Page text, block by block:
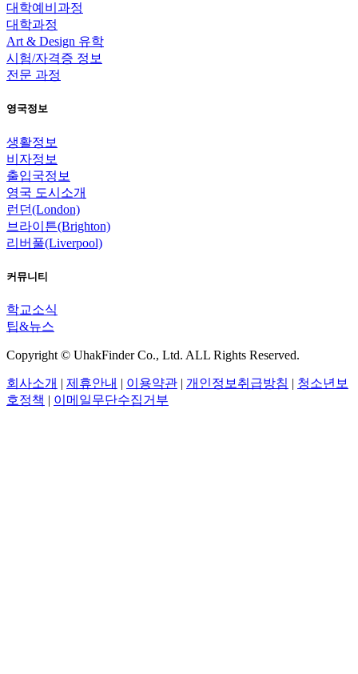
대학예비과정
대학과정
Art & Design 유학
시험/자격증 정보
전문 과정
영국정보
생활정보
비자정보
출입국정보
영국 도시소개
런던(London)
브라이튼(Brighton)
리버풀(Liverpool)
커뮤니티
학교소식
팁&뉴스
Copyright © UhakFinder Co., Ltd. ALL Rights Reserved.
회사소개 | 제휴안내 | 이용약관 | 개인정보취급방침 | 청소년보
호정책 | 이메일무단수집거부